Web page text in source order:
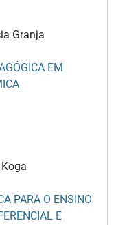
Granja
EM
PARA O ENSINO
E